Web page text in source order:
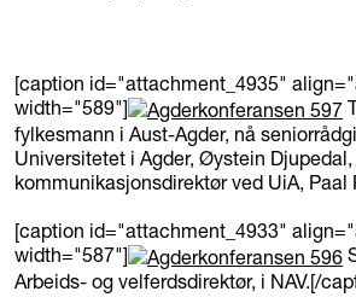
[caption id="attachment_4935"
width="589"]
fylkesmann i Aust-Agder, nå
Universitetet i Agder, Øystein
kommunikasjonsdirektør ved UiA, Paal
[caption id="attachment_4933"
width="587"]
Arbeids- og velferdsdirektør, i NAV.[/